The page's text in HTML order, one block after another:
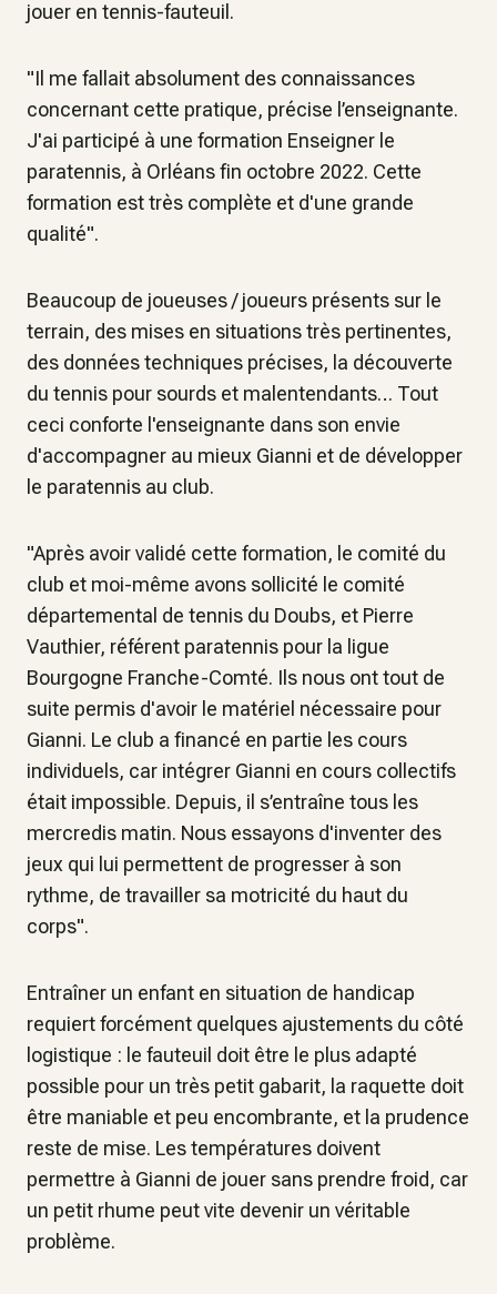
jouer en tennis-fauteuil.
"Il me fallait absolument des connaissances
concernant cette pratique, précise l’enseignante.
J'ai participé à une formation Enseigner le
paratennis, à Orléans fin octobre 2022. Cette
formation est très complète et d'une grande
qualité".
Beaucoup de joueuses / joueurs présents sur le
terrain, des mises en situations très pertinentes,
des données techniques précises, la découverte
du tennis pour sourds et malentendants… Tout
ceci conforte l'enseignante dans son envie
d'accompagner au mieux Gianni et de développer
le paratennis au club.
"Après avoir validé cette formation, le comité du
club et moi-même avons sollicité le comité
départemental de tennis du Doubs, et Pierre
Vauthier, référent paratennis pour la ligue
Bourgogne Franche-Comté. Ils nous ont tout de
suite permis d'avoir le matériel nécessaire pour
Gianni. Le club a financé en partie les cours
individuels, car intégrer Gianni en cours collectifs
était impossible. Depuis, il s’entraîne tous les
mercredis matin. Nous essayons d'inventer des
jeux qui lui permettent de progresser à son
rythme, de travailler sa motricité du haut du
corps".
Entraîner un enfant en situation de handicap
requiert forcément quelques ajustements du côté
logistique : le fauteuil doit être le plus adapté
possible pour un très petit gabarit, la raquette doit
être maniable et peu encombrante, et la prudence
reste de mise. Les températures doivent
permettre à Gianni de jouer sans prendre froid, car
un petit rhume peut vite devenir un véritable
problème.